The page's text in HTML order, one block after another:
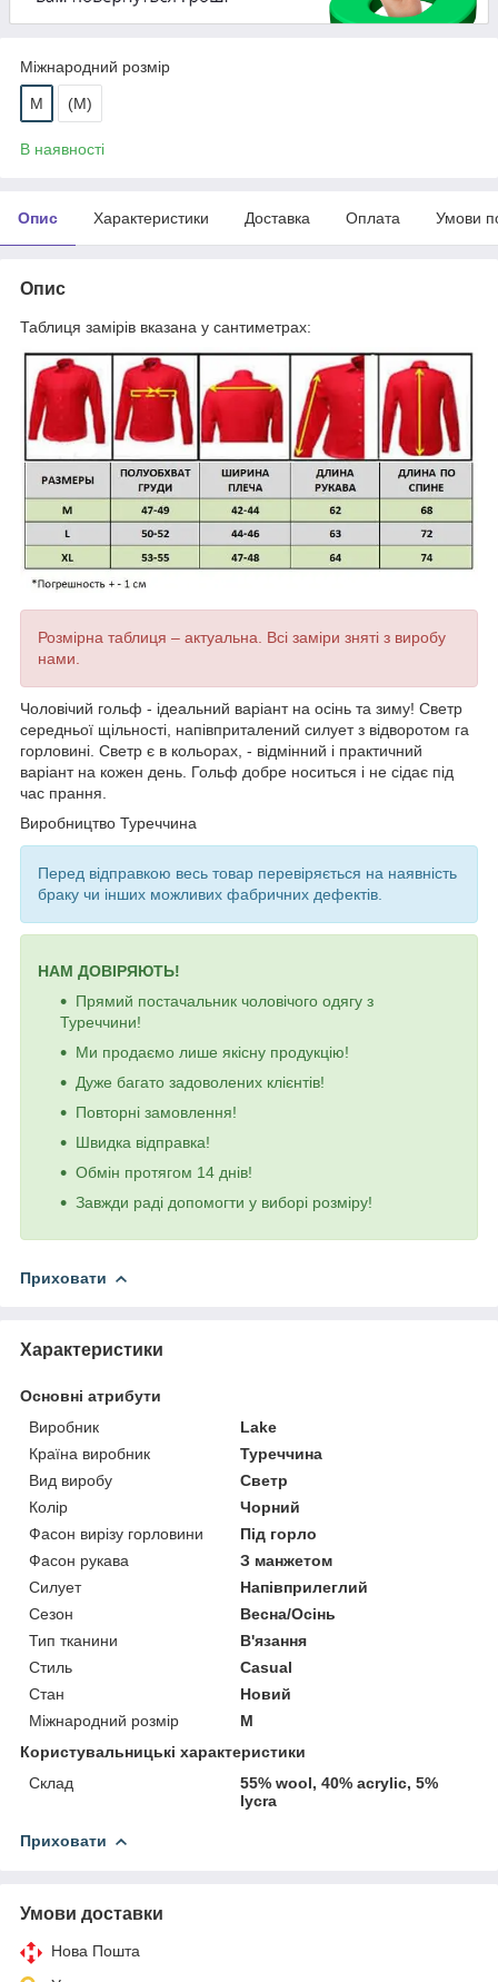
Міжнародний розмір
M (М)
В наявності
Опис Характеристики Доставка Оплата Умови
Опис
Таблиця замірів вказана у сантиметрах:
Розмірна таблиця – актуальна. Всі заміри зняті з виробу
нами.
Чоловічий гольф - ідеальний варіант на осінь та зиму! Светр
середньої щільності, напівприталений силует з відворотом га
горловині. Светр є в кольорах, - відмінний і практичний
варіант на кожен день. Гольф добре носиться і не сідає під
час прання.
Виробництво Туреччина
Перед відправкою весь товар перевіряється на наявність
браку чи інших можливих фабричних дефектів.
НАМ ДОВІРЯЮТЬ!
Прямий постачальник чоловічого одягу з
Туреччини!
Ми продаємо лише якісну продукцію!
Дуже багато задоволених клієнтів!
Повторні замовлення!
Швидка відправка!
Обмін протягом 14 днів!
Завжди раді допомогти у виборі розміру!
Приховати
Характеристики
Основні атрибути
Виробник
Lake
Країна виробник
Туреччина
Вид виробу
Светр
Колір
Чорний
Фасон вирізу горловини
Під горло
Фасон рукава
З манжетом
Силует
Напівприлеглий
Сезон
Весна/Осінь
Тип тканини
В'язання
Стиль
Casual
Стан
Новий
Міжнародний розмір
M
Користувальницькі характеристики
Склад
55% wool, 40% acrylic, 5%
lycra
Приховати
Умови доставки
Нова Пошта